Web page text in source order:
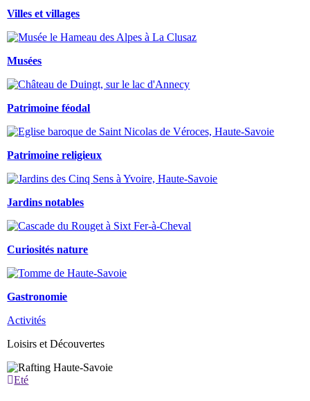
Villes et villages
Musées
Patrimoine féodal
Patrimoine religieux
Jardins notables
Curiosités nature
Gastronomie
Activités
Loisirs et Découvertes
Eté